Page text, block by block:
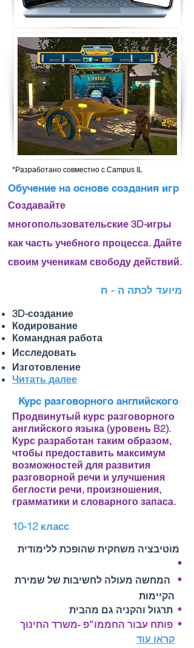
*Разработано совместно с Campus IL
Обучение на основе создания игр
Создавайте
многопользовательские 3D-игры
как часть учебного процесса. Дайте
своим ученикам свободу действий.
מיועד לכתה ה - ח
3D-создание
Кодирование
Командная работа
Исследовать
Изготовление
Читать далее
Курс разговорного английского
Продвинутый курс разговорного
английского языка (уровень B2).
Курс разработан таким образом,
чтобы предоставить максимум
возможностей для развития
разговорной речи и улучшения
беглости речи, произношения,
грамматики и словарного запаса.
10-12 класс
מוטיבציה משחקית שהופכת ללימודית
•
המחשה מעולה לחשיבות של שמירת •
תרגול והקניה גם מהבית •
פותח עבור החממו"פ -משרד החינוך •
קראו עוד